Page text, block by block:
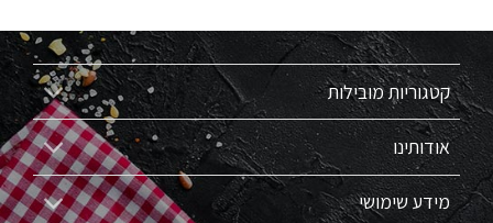
קטגוריות מובילות
אודותינו
מידע שימושי